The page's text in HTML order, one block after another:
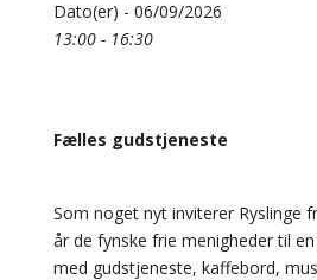
Dato(er) - 06/09/2026
13:00 - 16:30
Fælles gudstjeneste
Som noget nyt inviterer Ryslinge
år de fynske frie menigheder til
med gudstjeneste, kaffebord,